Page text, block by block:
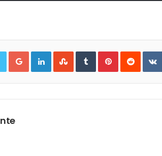
Google+LinkedInStumbleUpon
TumblrPinterestReddit